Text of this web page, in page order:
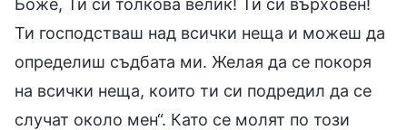
Ти господстваш над всички неща и можеш да
определиш съдбата ми. Желая да се покоря
на всички неща, които ти си подредил да се
случат около мен“. Като се молят по този